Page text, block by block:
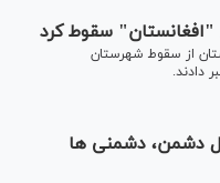
سقوط کرد
از سقوط شهرستان
دادند.
دشمن، دشمنی ها